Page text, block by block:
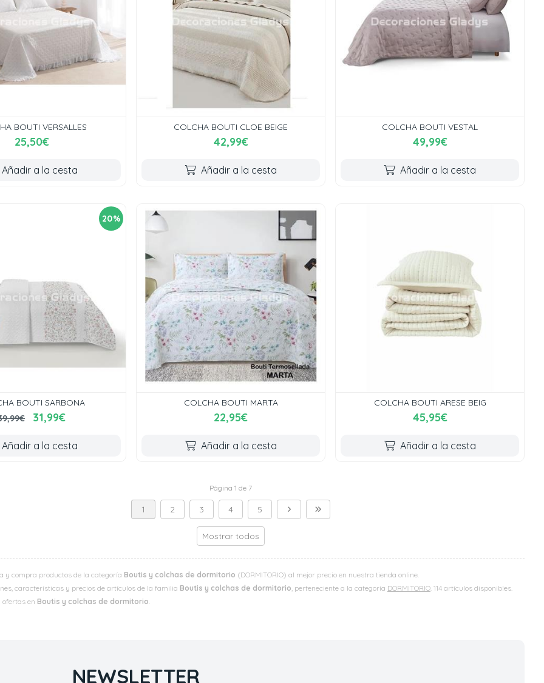
y compra productos de la categoría Boutis y colchas de dormitorio (DORMITORIO) al mejor precio en nuestra tienda online.
características y precios de artículos de la familia Boutis y colchas de dormitorio, perteneciente a la categoría DORMITORIO. 114 artículos disponibles.
ofertas en Boutis y colchas de dormitorio.
BOUTI VERSALLES
25,50€
Añadir a la cesta
COLCHA BOUTI CLOE BEIGE
42,99€
Añadir a la cesta
COLCHA BOUTI VESTAL
49,99€
Añadir a la cesta
20%
BOUTI SARBONA
31,99€
Añadir a la cesta
COLCHA BOUTI MARTA
22,95€
Añadir a la cesta
COLCHA BOUTI ARESE BEIG
45,95€
Añadir a la cesta
Página 1 de 7
1 2 3 4 5
Mostrar todos
NEWSLETTER